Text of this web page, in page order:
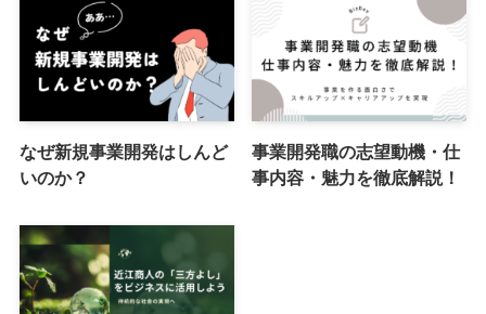
なぜ新規事業開発はしんど
いのか？
事業開発職の志望動機・仕
事内容・魅力を徹底解説！